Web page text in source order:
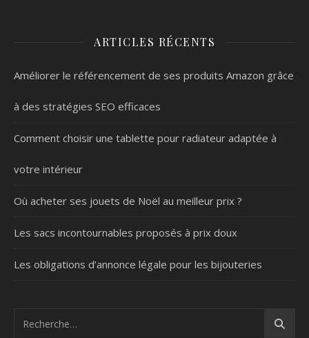
ARTICLES RÉCENTS
Améliorer le référencement de ses produits Amazon grâce
à des stratégies SEO efficaces
Comment choisir une tablette pour radiateur adaptée à
votre intérieur
Où acheter ses jouets de Noël au meilleur prix ?
Les sacs incontournables proposés à prix doux
Les obligations d’annonce légale pour les bijouteries